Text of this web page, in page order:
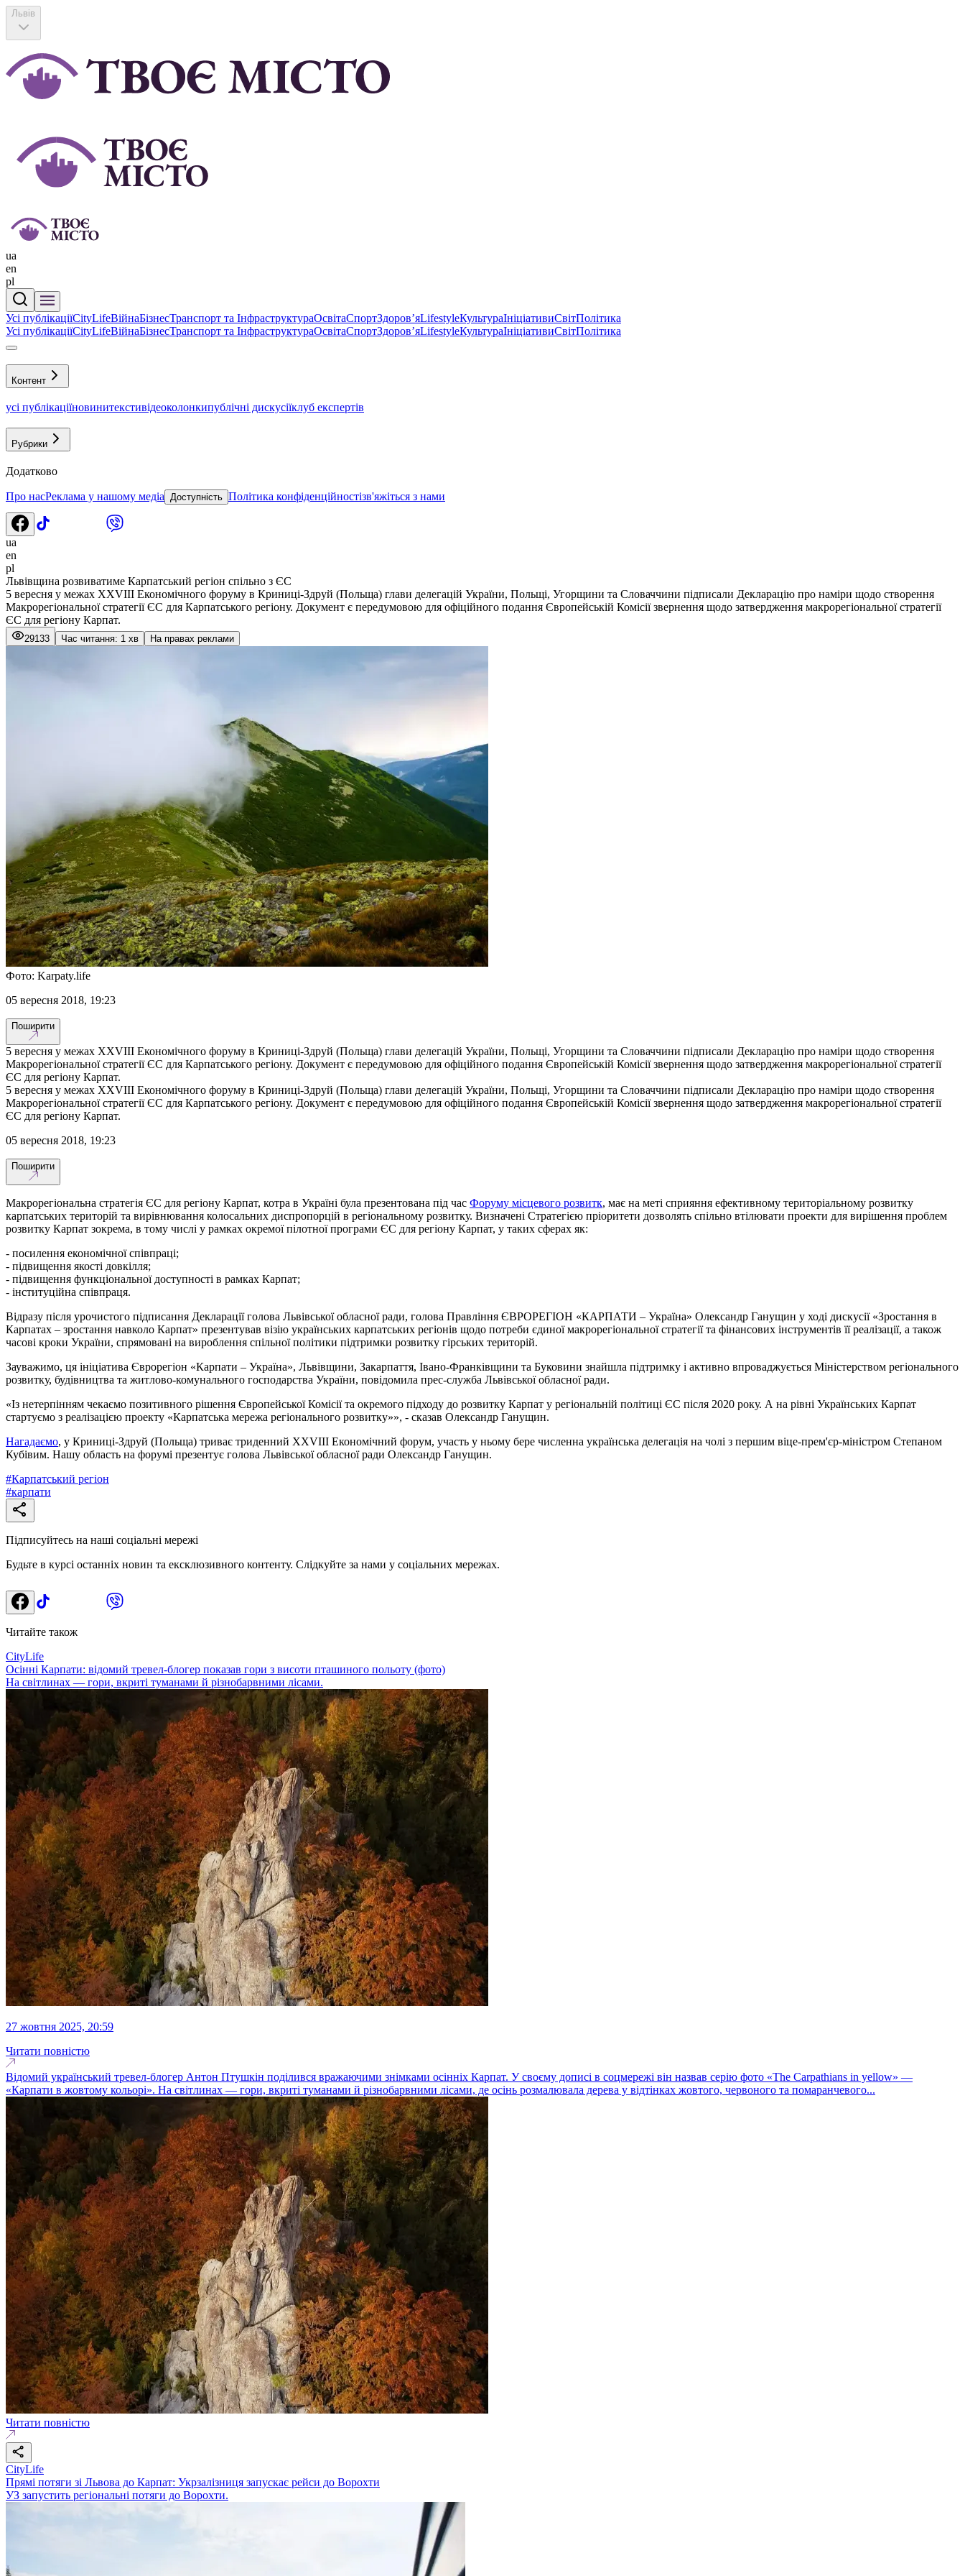
Львів
ua
en
pl
Усі публікаціїCityLifeВійнаБізнесТранспорт та ІнфраструктураОсвітаСпортЗдоровʼяLifestyleКультураІніціативиСвітПолітика
Усі публікаціїCityLifeВійнаБізнесТранспорт та ІнфраструктураОсвітаСпортЗдоровʼяLifestyleКультураІніціативиСвітПолітика
Контент
усі публікаціїновинитекстивідеоколонкипублічні дискусіїклуб експертів
Рубрики
Додатково
Про насРеклама у нашому медіа Доступність Політика конфіденційностізв'яжіться з нами
ua
en
pl
Львівщина розвиватиме Карпатський регіон спільно з ЄС
5 вересня у межах XXVIII Економічного форуму в Криниці-Здруй (Польща) глави делегацій України, Польщі, Угорщини та Словаччини підписали Декларацію про наміри щодо створення
Макрорегіональної стратегії ЄС для Карпатського регіону. Документ є передумовою для офіційного подання Європейській Комісії звернення щодо затвердження макрорегіональної стратегії
ЄС для регіону Карпат.
29133 Час читання: 1 хв На правах реклами
Фото: Karpaty.life
05 вересня 2018, 19:23
Поширити
5 вересня у межах XXVIII Економічного форуму в Криниці-Здруй (Польща) глави делегацій України, Польщі, Угорщини та Словаччини підписали Декларацію про наміри щодо створення
Макрорегіональної стратегії ЄС для Карпатського регіону. Документ є передумовою для офіційного подання Європейській Комісії звернення щодо затвердження макрорегіональної стратегії
ЄС для регіону Карпат.
5 вересня у межах XXVIII Економічного форуму в Криниці-Здруй (Польща) глави делегацій України, Польщі, Угорщини та Словаччини підписали Декларацію про наміри щодо створення
Макрорегіональної стратегії ЄС для Карпатського регіону. Документ є передумовою для офіційного подання Європейській Комісії звернення щодо затвердження макрорегіональної стратегії
ЄС для регіону Карпат.
05 вересня 2018, 19:23
Поширити
Макрорегіональна стратегія ЄС для регіону Карпат, котра в Україні була презентована під час Форуму місцевого розвитк, має на меті сприяння ефективному територіальному розвитку
карпатських територій та вирівнювання колосальних диспропорцій в регіональному розвитку. Визначені Стратегією пріоритети дозволять спільно втілювати проекти для вирішення проблем
розвитку Карпат зокрема, в тому числі у рамках окремої пілотної програми ЄС для регіону Карпат, у таких сферах як:
- посилення економічної співпраці;
- підвищення якості довкілля;
- підвищення функціональної доступності в рамках Карпат;
- інституційна співпраця.
Відразу після урочистого підписання Декларації голова Львівської обласної ради, голова Правління ЄВРОРЕГІОН «КАРПАТИ – Україна» Олександр Ганущин у ході дискусії «Зростання в
Карпатах – зростання навколо Карпат» презентував візію українських карпатських регіонів щодо потреби єдиної макрорегіональної стратегії та фінансових інструментів її реалізації, а також
часові кроки України, спрямовані на вироблення спільної політики підтримки розвитку гірських територій.
Зауважимо, ця ініціатива Єврорегіон «Карпати – Україна», Львівщини, Закарпаття, Івано-Франківщини та Буковини знайшла підтримку і активно впроваджується Міністерством регіонального
розвитку, будівництва та житлово-комунального господарства України, повідомила прес-служба Львівської обласної ради.
«Із нетерпінням чекаємо позитивного рішення Європейської Комісії та окремого підходу до розвитку Карпат у регіональній політиці ЄС після 2020 року. А на рівні Українських Карпат
стартуємо з реалізацією проекту «Карпатська мережа регіонального розвитку»», - сказав Олександр Ганущин.
Нагадаємо, у Криниці-Здруй (Польща) триває триденний XXVIII Економічний форум, участь у ньому бере численна українська делегація на чолі з першим віце-прем'єр-міністром Степаном
Кубівим. Нашу область на форумі презентує голова Львівської обласної ради Олександр Ганущин.
#Карпатський регіон
#карпати
Підписуйтесь на наші соціальні мережі
Будьте в курсі останніх новин та ексклюзивного контенту. Слідкуйте за нами у соціальних мережах.
Читайте також
CityLife
Осінні Карпати: відомий тревел-блогер показав гори з висоти пташиного польоту (фото)
На світлинах — гори, вкриті туманами й різнобарвними лісами.
27 жовтня 2025, 20:59
Читати повністю
Відомий український тревел-блогер Антон Птушкін поділився вражаючими знімками осінніх Карпат. У своєму дописі в соцмережі він назвав серію фото «The Carpathians in yellow» —
«Карпати в жовтому кольорі». На світлинах — гори, вкриті туманами й різнобарвними лісами, де осінь розмалювала дерева у відтінках жовтого, червоного та помаранчевого...
Читати повністю
CityLife
Прямі потяги зі Львова до Карпат: Укрзалізниця запускає рейси до Ворохти
УЗ запустить регіональні потяги до Ворохти.